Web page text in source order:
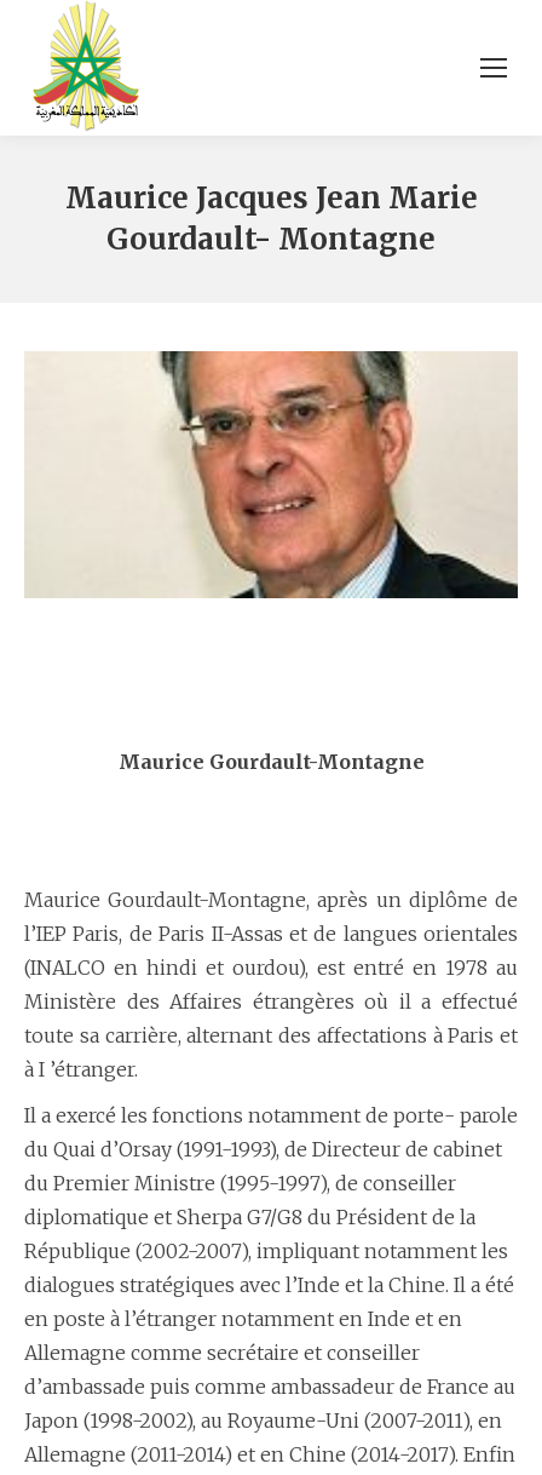
Maurice Jacques Jean Marie
Gourdault- Montagne
Maurice Gourdault-Montagne
Maurice Gourdault-Montagne, après un diplôme de
l’IEP Paris, de Paris II-Assas et de langues orientales
(INALCO en hindi et ourdou), est entré en 1978 au
Ministère des Affaires étrangères où il a effectué
toute sa carrière, alternant des affectations à Paris et
à I ’étranger.
Il a exercé les fonctions notamment de porte- parole
du Quai d’Orsay (1991-1993), de Directeur de cabinet
du Premier Ministre (1995-1997), de conseiller
diplomatique et Sherpa G7/G8 du Président de la
République (2002-2007), impliquant notamment les
dialogues stratégiques avec l’Inde et la Chine. Il a été
en poste à l’étranger notamment en Inde et en
Allemagne comme secrétaire et conseiller
d’ambassade puis comme ambassadeur de France au
Japon (1998-2002), au Royaume-Uni (2007-2011), en
Allemagne (2011-2014) et en Chine (2014-2017). Enfin